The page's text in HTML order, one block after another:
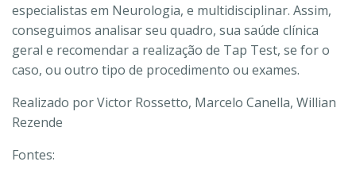
especialistas em Neurologia, e multidisciplinar. Assim,
conseguimos analisar seu quadro, sua saúde clínica
geral e recomendar a realização de Tap Test, se for o
caso, ou outro tipo de procedimento ou exames.
Realizado por Victor Rossetto, Marcelo Canella, Willian
Rezende
Fontes: